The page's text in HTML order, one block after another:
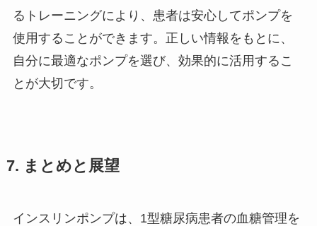
るトレーニングにより、患者は安心してポンプを
使用することができます。正しい情報をもとに、
自分に最適なポンプを選び、効果的に活用するこ
とが大切です。
7. まとめと展望
インスリンポンプは、1型糖尿病患者の血糖管理を